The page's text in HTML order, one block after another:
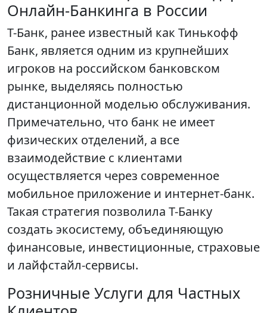
Онлайн-Банкинга в России
Т-Банк, ранее известный как Тинькофф
Банк, является одним из крупнейших
игроков на российском банковском
рынке, выделяясь полностью
дистанционной моделью обслуживания.
Примечательно, что банк не имеет
физических отделений, а все
взаимодействие с клиентами
осуществляется через современное
мобильное приложение и интернет-банк.
Такая стратегия позволила Т-Банку
создать экосистему, объединяющую
финансовые, инвестиционные, страховые
и лайфстайл-сервисы.
Розничные Услуги для Частных